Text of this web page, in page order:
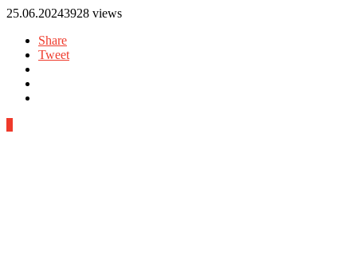
25.06.20243928 views
Share
Tweet